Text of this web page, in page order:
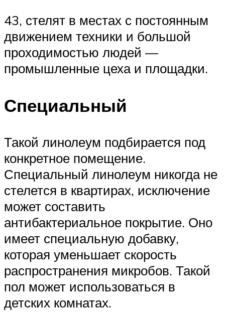
43, стелят в местах с постоянным
движением техники и большой
проходимостью людей —
промышленные цеха и площадки.
Специальный
Такой линолеум подбирается под
конкретное помещение.
Специальный линолеум никогда не
стелется в квартирах, исключение
может составить
антибактериальное покрытие. Оно
имеет специальную добавку,
которая уменьшает скорость
распространения микробов. Такой
пол может использоваться в
детских комнатах.